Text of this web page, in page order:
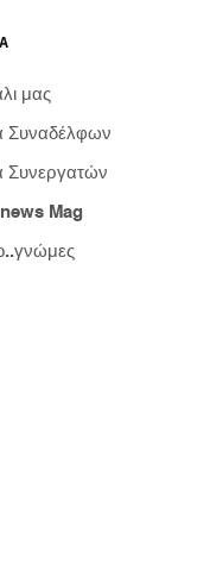
μας
Συναδέλφων
Συνεργατών
Mag